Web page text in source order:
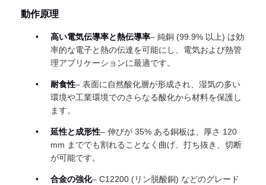
動作原理
高い電気伝導率と熱伝導率– 純銅 (99.9% 以上) は効
率的な電子と熱の伝達を可能にし、電気および熱管
理アプリケーションに最適です。
耐食性– 表面に自然酸化層が形成され、湿気の多い
環境や工業環境でのさらなる酸化から材料を保護し
ます。
延性と成形性– 伸びが 35% ある銅板は、厚さ 120
mm まででも割れることなく曲げ、打ち抜き、切断
が可能です。
合金の強化– C12200 (リン脱酸銅) などのグレード